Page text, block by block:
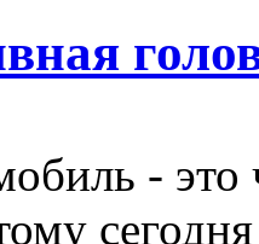
- это